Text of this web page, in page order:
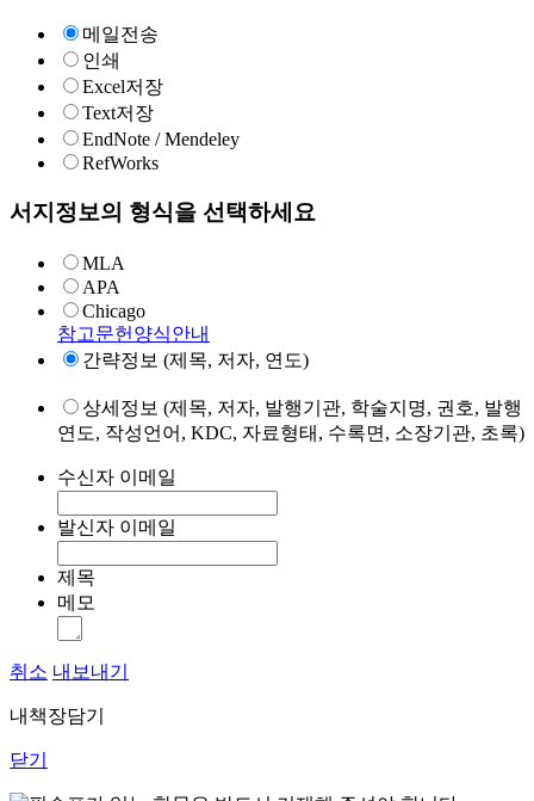
메일전송
인쇄
Excel저장
Text저장
EndNote / Mendeley
RefWorks
서지정보의 형식을 선택하세요
MLA
APA
Chicago
참고문헌양식안내
간략정보 (제목, 저자, 연도)
상세정보 (제목, 저자, 발행기관, 학술지명, 권호, 발행
연도, 작성언어, KDC, 자료형태, 수록면, 소장기관, 초록)
수신자 이메일
발신자 이메일
제목
메모
취소 내보내기
내책장담기
닫기